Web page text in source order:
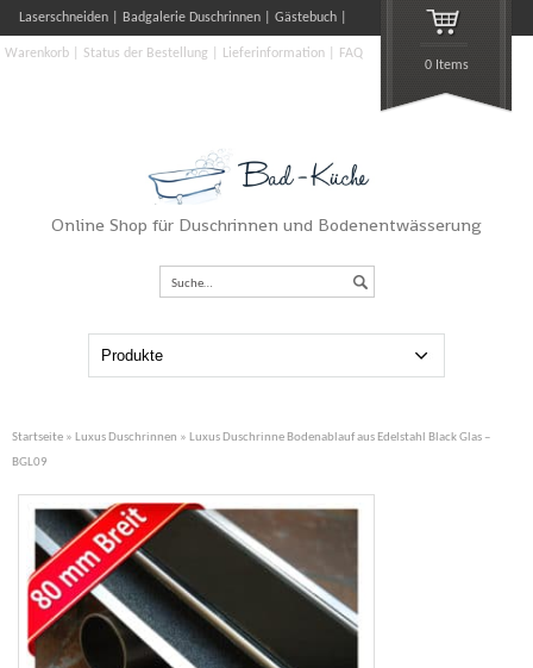
Laserschneiden Badgalerie Duschrinnen Gästebuch
Warenkorb Status der Bestellung Lieferinformation
FAQ
0 Items
Online Shop für Duschrinnen und Bodenentwässerung
Suche…
Startseite » Luxus Duschrinnen » Luxus Duschrinne Bodenablauf aus Edelstahl Black Glas –
BGL09